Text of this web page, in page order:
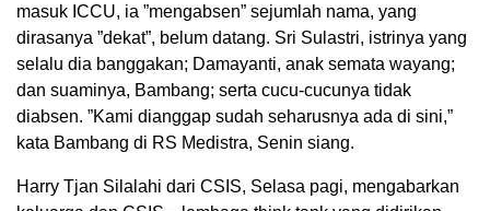
masuk ICCU, ia ”mengabsen” sejumlah nama, yang
dirasanya ”dekat”, belum datang. Sri Sulastri, istrinya yang
selalu dia banggakan; Damayanti, anak semata wayang;
dan suaminya, Bambang; serta cucu-cucunya tidak
diabsen. ”Kami dianggap sudah seharusnya ada di sini,”
kata Bambang di RS Medistra, Senin siang.
Harry Tjan Silalahi dari CSIS, Selasa pagi, mengabarkan